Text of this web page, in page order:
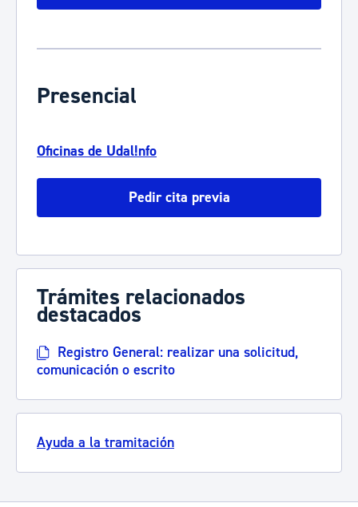
Presencial
Oficinas de Udal!nfo
Pedir cita previa
Trámites relacionados
destacados
Registro General: realizar una solicitud,
comunicación o escrito
Ayuda a la tramitación